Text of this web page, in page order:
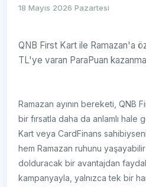
18 Mayıs 2026 Pazartesi
QNB First Kart ile Ramazan'a
TL'ye varan ParaPuan kazanma
Ramazan ayının bereketi, QNB
bir fırsatla daha da anlamlı hale
Kart veya CardFinans
hem Ramazan ruhunu yaşayabilir
dolduracak bir avantajdan
kampanyayla, yalnızca tek bir